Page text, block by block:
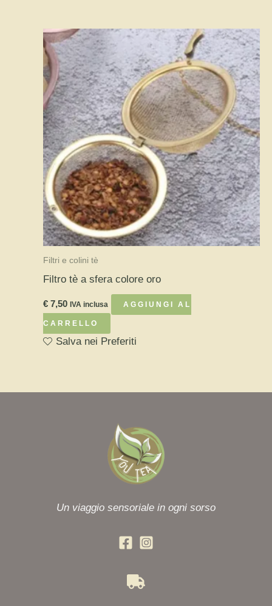
Filtri e colini tè
Filtro tè a sfera colore oro
€ 7,50 IVA inclusa AGGIUNGI AL
CARRELLO
Salva nei Preferiti
Un viaggio sensoriale in ogni sorso